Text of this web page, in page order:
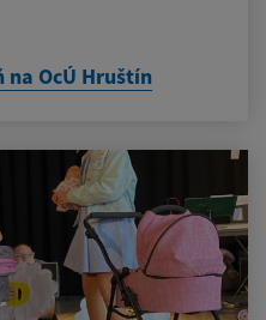
na OcÚ Hruštín